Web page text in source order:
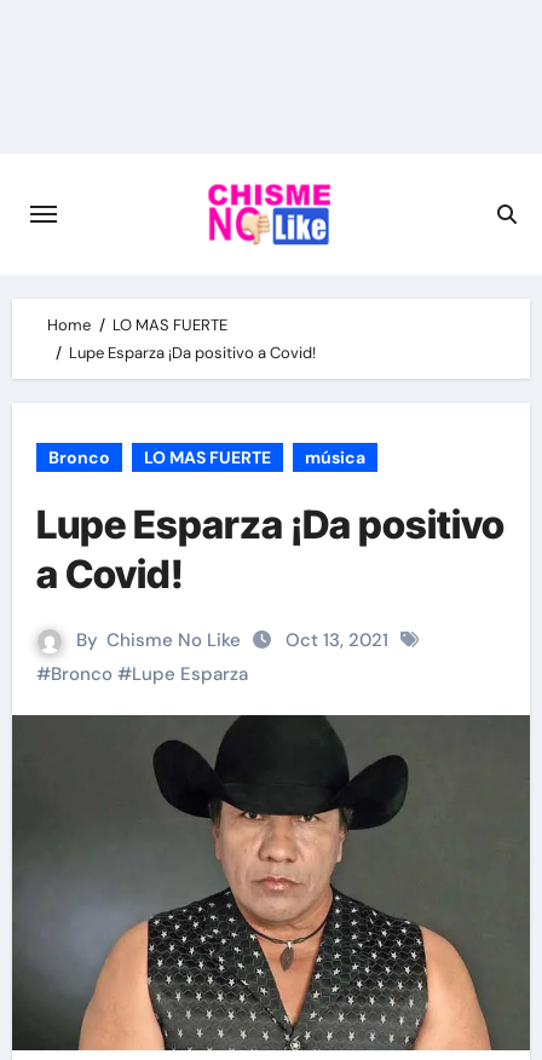
Home
LO MAS FUERTE
Lupe Esparza ¡Da positivo a Covid!
Bronco LO MAS FUERTE música
Lupe Esparza ¡Da positivo
a Covid!
By Chisme No Like
Oct 13, 2021
#Bronco#Lupe Esparza